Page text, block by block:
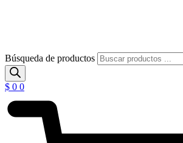
Búsqueda de productos
$ 0 0